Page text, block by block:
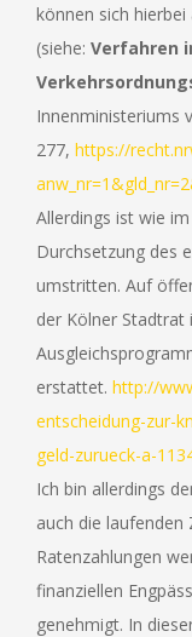
können sich
(siehe: Verfahren
Innenministeriums
277, https://
Allerdings ist wie
Durchsetzung des
umstritten. Auf
der Kölner Stadtrat
erstattet. http://
entscheidung-zur-
geld-zurueck-a-
Ich bin allerdings
auch die laufenden
Ratenzahlungen
finanziellen
genehmigt. In